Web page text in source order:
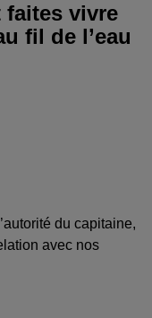
faites vivre
fil de l’eau
du capitaine,
avec nos